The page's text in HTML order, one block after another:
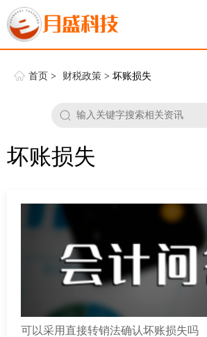
首页 > 财税政策 > 坏账损失
坏账损失
可以采用直接转销法确认坏账损失吗